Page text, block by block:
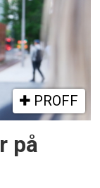
PROFF
på